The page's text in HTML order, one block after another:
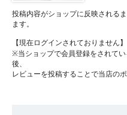
投稿内容がショップに反映される
ます。
【現在ログインされておりません】
※当ショップで会員登録をされて
後、
レビューを投稿することで当店の